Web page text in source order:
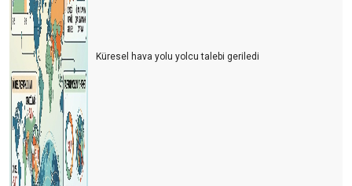
Küresel hava yolu yolcu talebi geriledi